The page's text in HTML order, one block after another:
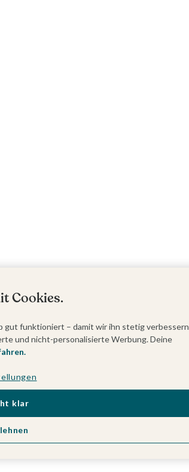
Cookies.
gut funktioniert – damit wir ihn stetig verbessern
und nicht-personalisierte Werbung. Deine
klar